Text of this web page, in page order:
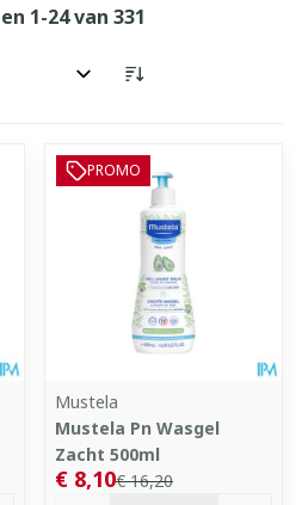
1-24van 331
PROMO
Mustela
Mustela Pn Wasgel
Zacht 500ml
€ 16,20
€ 8,10